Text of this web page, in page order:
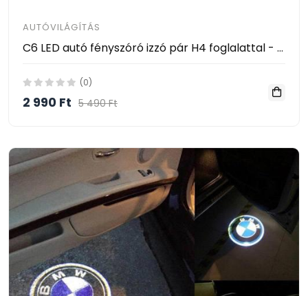
AUTÓVILÁGÍTÁS
C6 LED autó fényszóró izzó pár H4 foglalattal - hidegfehér
(0)
2 990 Ft 5 490 Ft